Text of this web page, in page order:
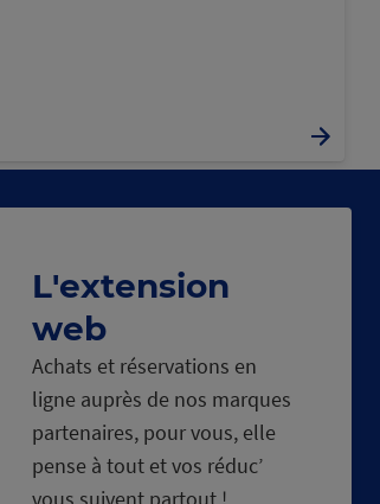
L'extension
web
Achats et réservations en
ligne auprès de nos marques
partenaires, pour vous, elle
pense à tout et vos réduc’
vous suivent partout !